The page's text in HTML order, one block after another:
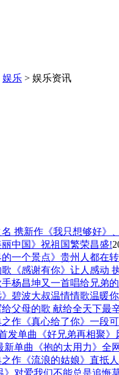
娱乐 > 娱乐资讯
携新作《我只想够好》
中国》祝祖国繁荣昌盛!
一个景点》贵州人都在
《感谢有你》让人感动
杨昌坤又一首唱给兄弟的
》碧波大叔温情情歌温暖你
父母的歌 献给全天下最
作《真心给了你》一段
发单曲《好兄弟再相聚》
新单曲《抱的太用力》全
作《流浪的姑娘》直抵
》对爱我们不能总是追悔